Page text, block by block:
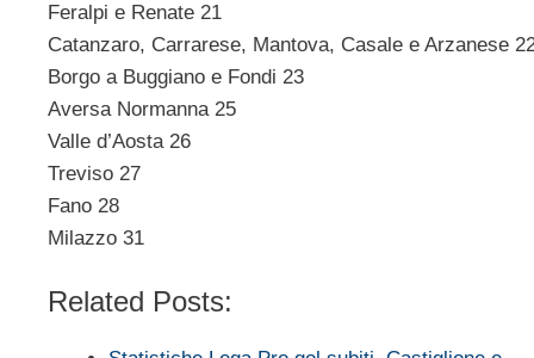
Feralpi e Renate 21
Catanzaro, Carrarese, Mantova, Casale e Arzanese
Borgo a Buggiano e Fondi 23
Aversa Normanna 25
Valle d’Aosta 26
Treviso 27
Fano 28
Milazzo 31
Related Posts: